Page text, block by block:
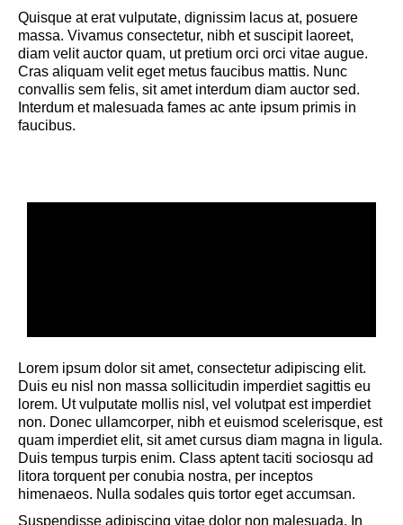
Quisque at erat vulputate, dignissim lacus at, posuere
massa. Vivamus consectetur, nibh et suscipit laoreet,
diam velit auctor quam, ut pretium orci orci vitae augue.
Cras aliquam velit eget metus faucibus mattis. Nunc
convallis sem felis, sit amet interdum diam auctor sed.
Interdum et malesuada fames ac ante ipsum primis in
faucibus.
Lorem ipsum dolor sit amet, consectetur adipiscing elit.
Duis eu nisl non massa sollicitudin imperdiet sagittis eu
lorem. Ut vulputate mollis nisl, vel volutpat est imperdiet
non. Donec ullamcorper, nibh et euismod scelerisque, est
quam imperdiet elit, sit amet cursus diam magna in ligula.
Duis tempus turpis enim. Class aptent taciti sociosqu ad
litora torquent per conubia nostra, per inceptos
himenaeos. Nulla sodales quis tortor eget accumsan.
Suspendisse adipiscing vitae dolor non malesuada. In